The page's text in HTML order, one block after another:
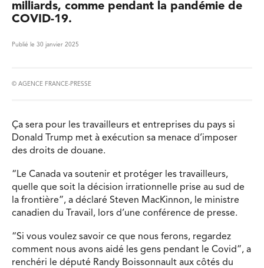
milliards, comme pendant la pandémie de
COVID-19.
Publié le 30 janvier 2025
© AGENCE FRANCE-PRESSE
Ça sera pour les travailleurs et entreprises du pays si
Donald Trump met à exécution sa menace d’imposer
des droits de douane.
“Le Canada va soutenir et protéger les travailleurs,
quelle que soit la décision irrationnelle prise au sud de
la frontière”, a déclaré Steven MacKinnon, le ministre
canadien du Travail, lors d’une conférence de presse.
“Si vous voulez savoir ce que nous ferons, regardez
comment nous avons aidé les gens pendant le Covid”, a
renchéri le député Randy Boissonnault aux côtés du